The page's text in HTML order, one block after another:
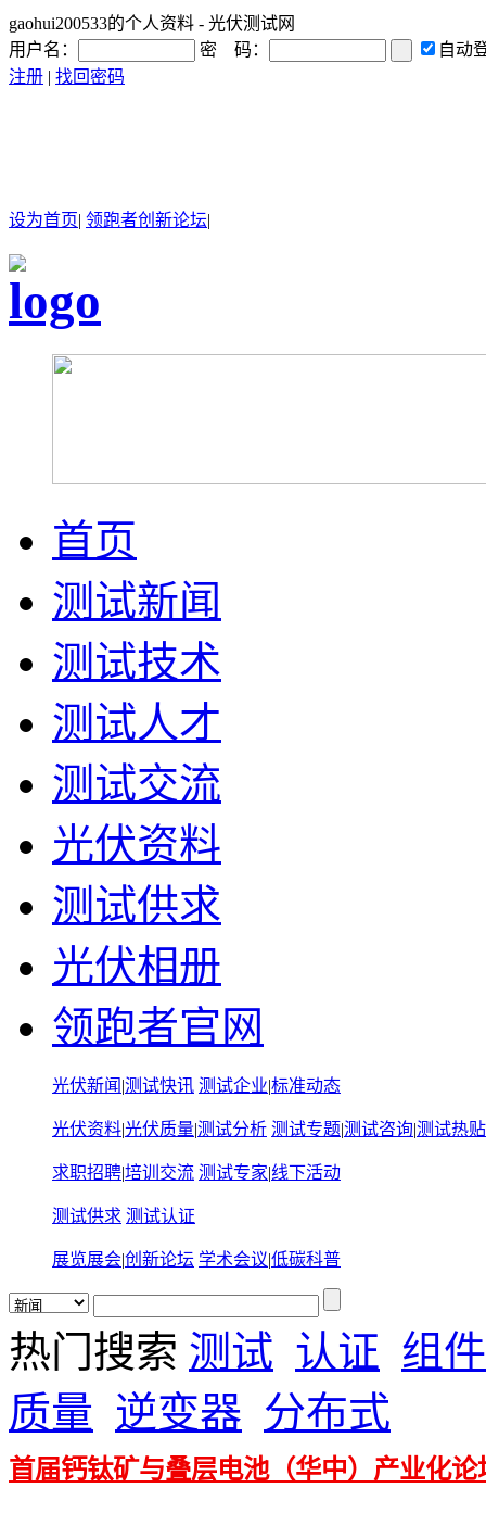
gaohui200533的个人资料 - 光伏测试网
用户名：
密 码：
自动
注册 | 找回密码
设为首页| 领跑者创新论坛|
首页
测试新闻
测试技术
测试人才
测试交流
光伏资料
测试供求
光伏相册
领跑者官网
光伏新闻 |测试快讯 测试企业|标准动态
光伏资料|光伏质量|测试分析 测试专题|测试咨询|测试热贴
求职招聘|培训交流 测试专家|线下活动
测试供求 测试认证
展览展会|创新论坛 学术会议|低碳科普
热门搜索 测试 认证 组件
质量 逆变器 分布式
首届钙钛矿与叠层电池（华中）产业化论